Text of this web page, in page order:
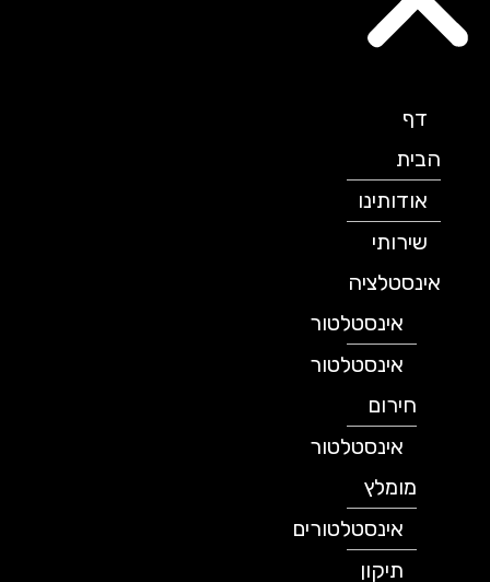
הבית
אודותינו
שירותי
אינסטלציה
אינסטלטור
אינסטלטור
חירום
אינסטלטור
מומלץ
אינסטלטורים
תיקון